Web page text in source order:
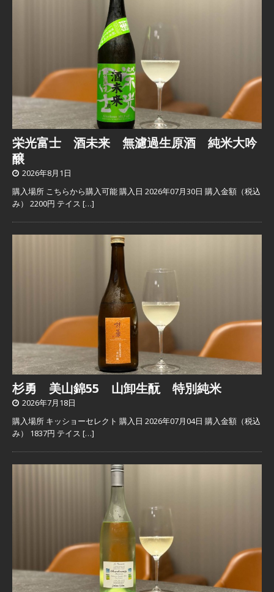
栄光富士 酒未来 無濾過生原酒 純米大吟
醸
2026年8月1日
購入場所 こちらから購入可能 購入日 2026年07月30日 購入金額（税込
み） 2200円 テイス […]
杉勇 美山錦55 山卸生酛 特別純米
2026年7月18日
購入場所 キッショーセレクト 購入日 2026年07月04日 購入金額（税込
み） 1837円 テイス […]